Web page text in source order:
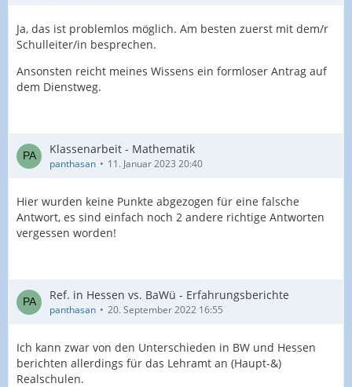
Ja, das ist problemlos möglich. Am besten zuerst mit dem/r
Schulleiter/in besprechen.
Ansonsten reicht meines Wissens ein formloser Antrag auf
dem Dienstweg.
Klassenarbeit - Mathematik
panthasan 11. Januar 2023 20:40
Hier wurden keine Punkte abgezogen für eine falsche
Antwort, es sind einfach noch 2 andere richtige Antworten
vergessen worden!
Ref. in Hessen vs. BaWü - Erfahrungsberichte
panthasan 20. September 2022 16:55
Ich kann zwar von den Unterschieden in BW und Hessen
berichten allerdings für das Lehramt an (Haupt-&)
Realschulen.